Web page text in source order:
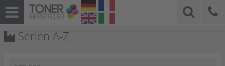
Serien A-Z